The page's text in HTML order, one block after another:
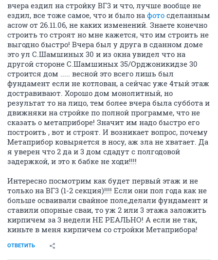
вчера ездил на стройку ВГ3 и что, лучше вообще не
ездил, все тоже самое, что и было на фото сделанным
acrow от 26.11.06, не каких изменений. Знаете конечно
строить то строят но мне кажется, что им строить не
выгодно быстро! Вчера был у друга в сданном доме
это ул С.Шамшиных 30 и из окна увидел что на
другой стороне С.Шамшиных 35/Орджоникидзе 30
строится дом ..... весной это всего лишь был
фундамент если не котлован, а сейчас уже 4тый этаж
достравивают. Хорошо дом монолитный, но
результат то на лицо, тем более вчера была суббота и
движняки на стройке по полной программе, что не
сказать о метаприборе! Значит им надо быстро его
построить , вот и строят. И возникает вопрос, почему
Метаприбор ковыряется в носу, аж зла не хватает. Да
я уверен что 2 да и 3 дом сдадут с полгодовой
задержкой, и это к бабке не ходи!!!!
Интересно посмотрим как будет первый этаж и не
только на ВГ3 (1-2 секция)!!!! Если они пол года как не
больше осваивали свайное поле,делали фундамент и
ставили опорные сваи, то уж 2 или 3 этажа заложить
кирпичем за 3 недели НЕ РЕАЛЬНО! А если не так,
киньте в меня кирпичем со стройки Метаприбора!
ОТВЕТИТЬ